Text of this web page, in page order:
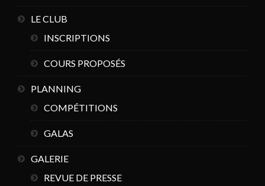
LE CLUB
INSCRIPTIONS
COURS PROPOSÉS
PLANNING
COMPÉTITIONS
GALAS
GALERIE
REVUE DE PRESSE